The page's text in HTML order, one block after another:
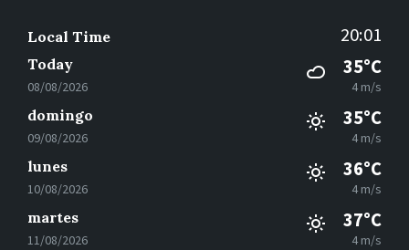
Local Time 20:01
Today
08/08/2026
35°C
4 m/s
domingo
09/08/2026
35°C
4 m/s
lunes
10/08/2026
36°C
4 m/s
martes
11/08/2026
37°C
4 m/s